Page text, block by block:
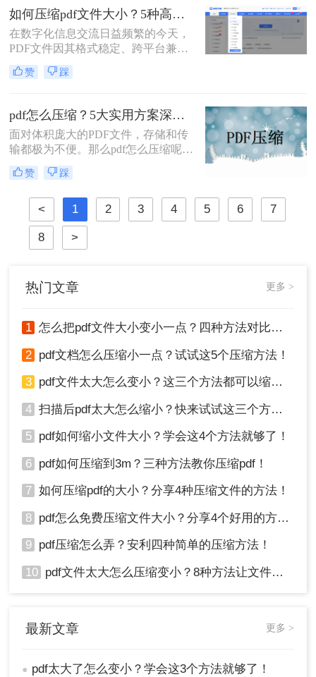
复杂排版的广泛应用，PDF文件的体
积也日益“臃肿”。一个几十兆甚至上
百兆的PDF文件，不仅占用宝贵的存
储空间，更在通过邮件发送、即时通
讯工具传输或上传至云盘时，变得异
常缓慢且不便。
如何压缩pdf文件大小？5种高效压缩全面解析！
在数字化信息交流日益频繁的今天，
PDF文件因其格式稳定、跨平台兼容
的特性而成为文档分发的首选。然
而，过大的PDF文件常常带来诸多不
统响应、导致电子邮件附件发送失败
或严重影响网络传输与下载效率。因
此，掌握高效、可靠的pdf压缩技术，
对于提升个人与团队的工作效率至关
重要。那么如何压缩pdf文件大小呢？
本文将深入探讨多种主流且高效的
PDF压缩方法，从在线工具、专业软
件到命令行技术与预处理技巧，为您
提供一个全面、详尽的解决方案库。
赞 踩
pdf怎么压缩？5大实用方案深度解析！
面对体积庞大的PDF文件，存储和传
输都极为不便。那么pdf怎么压缩呢？
本文将详解5种主流压缩方案，从原
理到实操，助您轻松掌握PDF瘦身技
赞 踩
< 1 2 3 4 5 6 7
8 >
热门文章 更多 >
1 怎么把pdf文件大小变小一点？四种方法对比，一看就懂！
2 pdf文档怎么压缩小一点？试试这5个压缩方法！
3 pdf文件太大怎么变小？这三个方法都可以缩小！
4 扫描后pdf太大怎么缩小？快来试试这三个方法！
5 pdf如何缩小文件大小？学会这4个方法就够了！
6 pdf如何压缩到3m？三种方法教你压缩pdf！
7 如何压缩pdf的大小？分享4种压缩文件的方法！
8 pdf怎么免费压缩文件大小？分享4个好用的方法，简单又快捷！
9 pdf压缩怎么弄？安利四种简单的压缩方法！
10 pdf文件太大怎么压缩变小？8种方法让文件轻松"瘦身"！
最新文章 更多 >
● pdf太大了怎么变小？学会这3个方法就够了！